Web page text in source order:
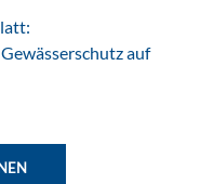
auf